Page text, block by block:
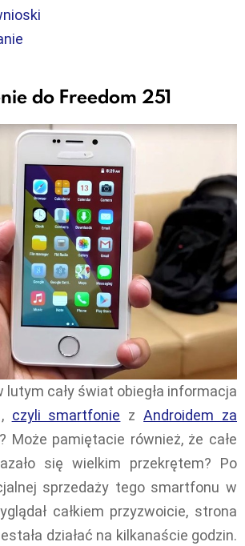
do Freedom 251
lutym cały świat obiegła informacja
, czyli smartfonie zAndroidem za
Może pamiętacie również, że całe
się wielkim przekrętem? Po
sprzedaży tego smartfonu w
całkiem przyzwoicie, strona
działać na kilkanaście godzin.